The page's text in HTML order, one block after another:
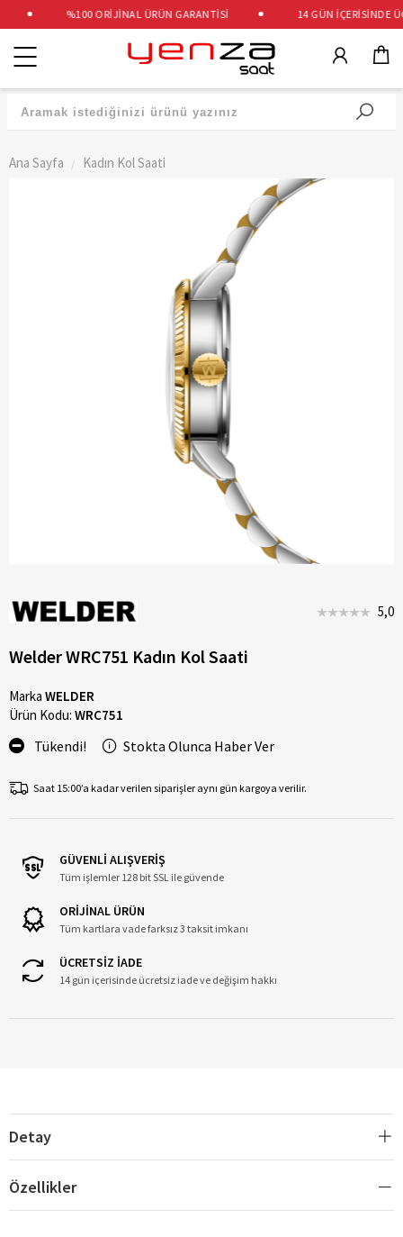
%100 ORİJİNAL ÜRÜN GARANTİSİ 14 GÜN İÇERİSİNDE
Kategoriler
Ana Sayfa Kadın Kol Saati
5,0
Welder WRC751 Kadın Kol Saati
Marka WELDER
Ürün Kodu: WRC751
Tükendi! Stokta Olunca Haber Ver
Saat 15:00’a kadar verilen siparişler aynı gün kargoya verilir.
GÜVENLİ ALIŞVERİŞ
Tüm işlemler 128 bit SSL ile güvende
ORİJİNAL ÜRÜN
Tüm kartlara vade farksız 3 taksit imkanı
ÜCRETSİZ İADE
14 gün içerisinde ücretsiz iade ve değişim hakkı
Detay
Özellikler